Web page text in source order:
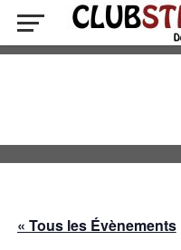
« Tous les Évènements